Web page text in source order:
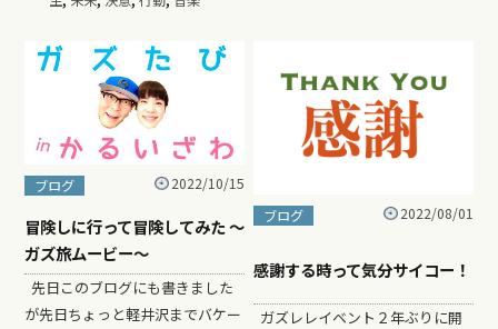
ブログ 2022/10/15
冒険しに行って冒険してみた ～
ガズ旅ムービー～
先日このブログにも書きました
が先日ちょっと軽井沢までバケー
ブログ 2022/08/01
感謝する時って気分サイコー！
ガズレレイベント２年ぶりに開